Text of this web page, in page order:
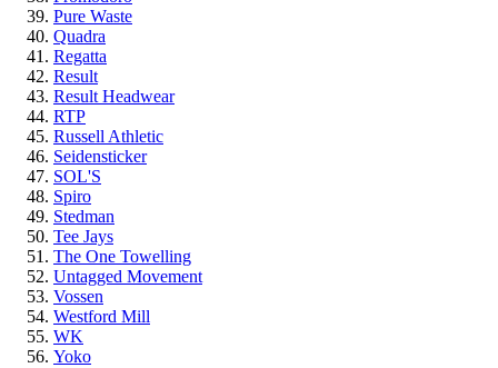
Pure Waste
Quadra
Regatta
Result
Result Headwear
RTP
Russell Athletic
Seidensticker
SOL'S
Spiro
Stedman
Tee Jays
The One Towelling
Untagged Movement
Vossen
Westford Mill
WK
Yoko